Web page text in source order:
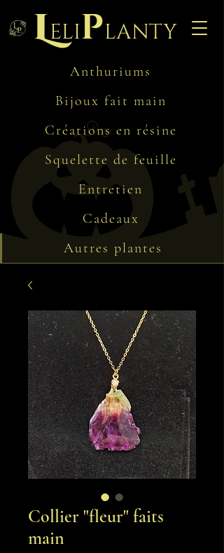
Leliplanty
Anthuriums
Bijoux fait main
Créations en résine
Squelette de feuille
Entretien
Cadeaux
Autres plantes
Collier "fleur" faits
main